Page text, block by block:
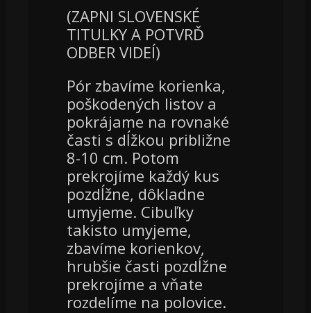
(ZAPNI SLOVENSKÉ
TITULKY A POTVRĎ
ODBER VIDEÍ)
Pór zbavíme korienka,
poškodených listov a
pokrájame na rovnaké
časti s dĺžkou približne
8-10 cm. Potom
prekrojíme každý kus
pozdĺžne, dôkladne
umyjeme. Cibuľky
takisto umyjeme,
zbavíme korienkov,
hrubšie časti pozdĺžne
prekrojíme a vňate
rozdelíme na polovice.